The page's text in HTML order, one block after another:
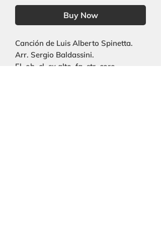
Buy Now
Canción de Luis Alberto Spinetta.
Arr. Sergio Baldassini.
Fl, ob, cl, sx alto, fg, str, coro.